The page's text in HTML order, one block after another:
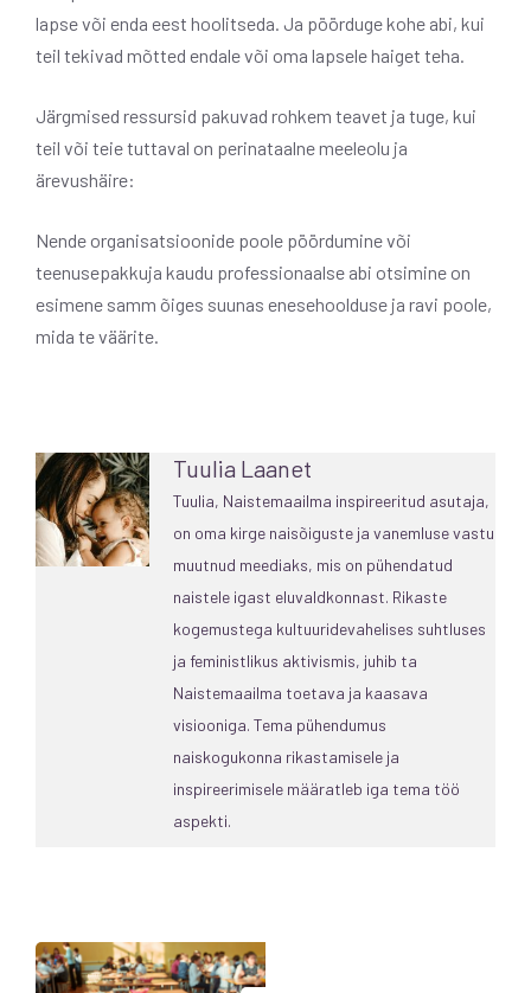
lapse või enda eest hoolitseda. Ja pöörduge kohe abi, kui
teil tekivad mõtted endale või oma lapsele haiget teha.
Järgmised ressursid pakuvad rohkem teavet ja tuge, kui
teil või teie tuttaval on perinataalne meeleolu ja
ärevushäire:
Nende organisatsioonide poole pöördumine või
teenusepakkuja kaudu professionaalse abi otsimine on
esimene samm õiges suunas enesehoolduse ja ravi poole,
mida te väärite.
Tuulia Laanet
Tuulia, Naistemaailma inspireeritud asutaja,
on oma kirge naisõiguste ja vanemluse vastu
muutnud meediaks, mis on pühendatud
naistele igast eluvaldkonnast. Rikaste
kogemustega kultuuridevahelises suhtluses
ja feministlikus aktivismis, juhib ta
Naistemaailma toetava ja kaasava
visiooniga. Tema pühendumus
naiskogukonna rikastamisele ja
inspireerimisele määratleb iga tema töö
aspekti.